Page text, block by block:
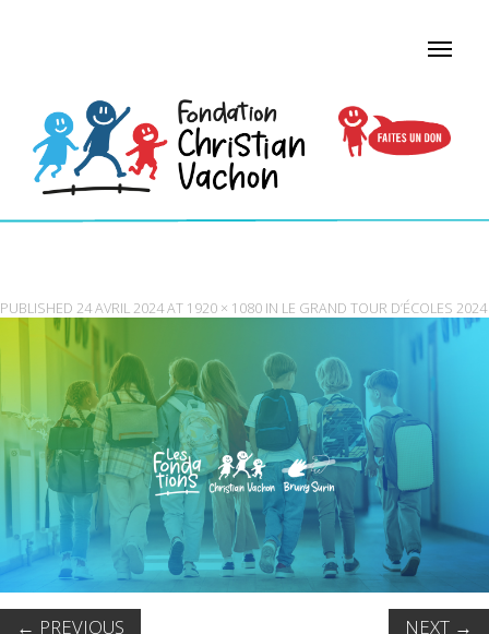
PUBLISHED 24 AVRIL 2024AT 1920 × 1080 IN LE GRAND TOUR D’ÉCOLES 2024
← PREVIOUS NEXT →